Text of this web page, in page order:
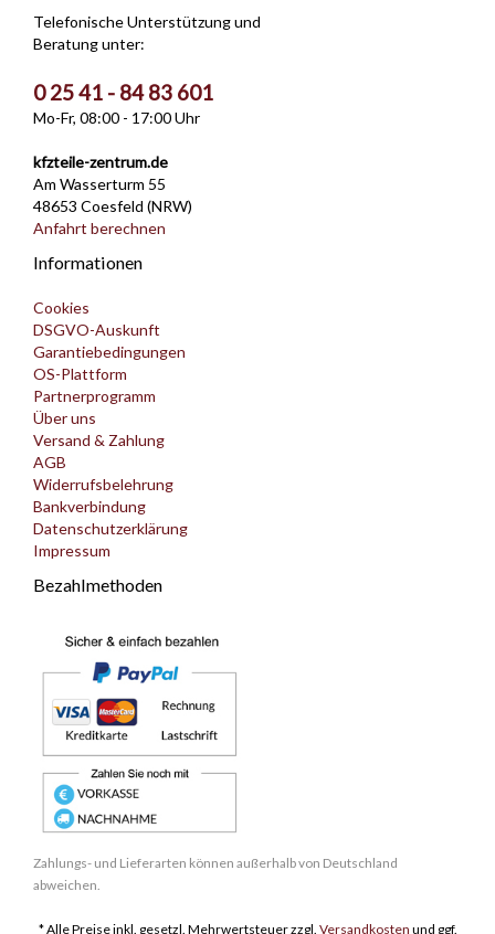
Telefonische Unterstützung und
Beratung unter:
0 25 41 - 84 83 601
Mo-Fr, 08:00 - 17:00 Uhr
kfzteile-zentrum.de
Am Wasserturm 55
48653 Coesfeld (NRW)
Anfahrt berechnen
Informationen
Cookies
DSGVO-Auskunft
Garantiebedingungen
OS-Plattform
Partnerprogramm
Über uns
Versand & Zahlung
AGB
Widerrufsbelehrung
Bankverbindung
Datenschutzerklärung
Impressum
Bezahlmethoden
Zahlungs- und Lieferarten können außerhalb von Deutschland
abweichen.
* Alle Preise inkl. gesetzl. Mehrwertsteuer zzgl. Versandkosten und ggf.